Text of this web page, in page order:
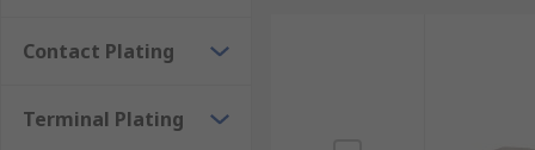
Contact Plating
Terminal Plating